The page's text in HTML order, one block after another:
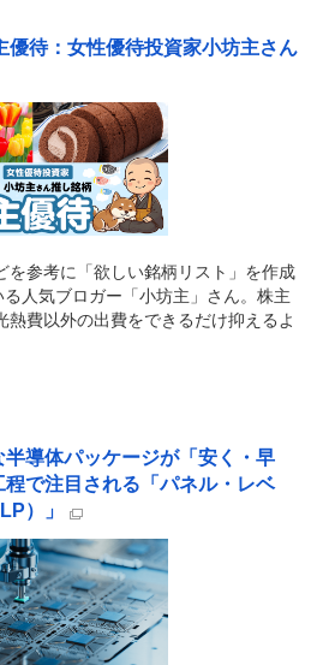
優待：女性優待投資家小坊主さん
を参考に「欲しい銘柄リスト」を作成
人気ブロガー「小坊主」さん。株主
費以外の出費をできるだけ抑えるよ
半導体パッケージが「安く・早
程で注目される「パネル・レベ
）」